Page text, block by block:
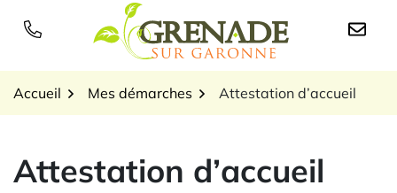
Logo Grenade sur
Accueil Mes démarches Attestation d’accueil
Attestation d’accueil